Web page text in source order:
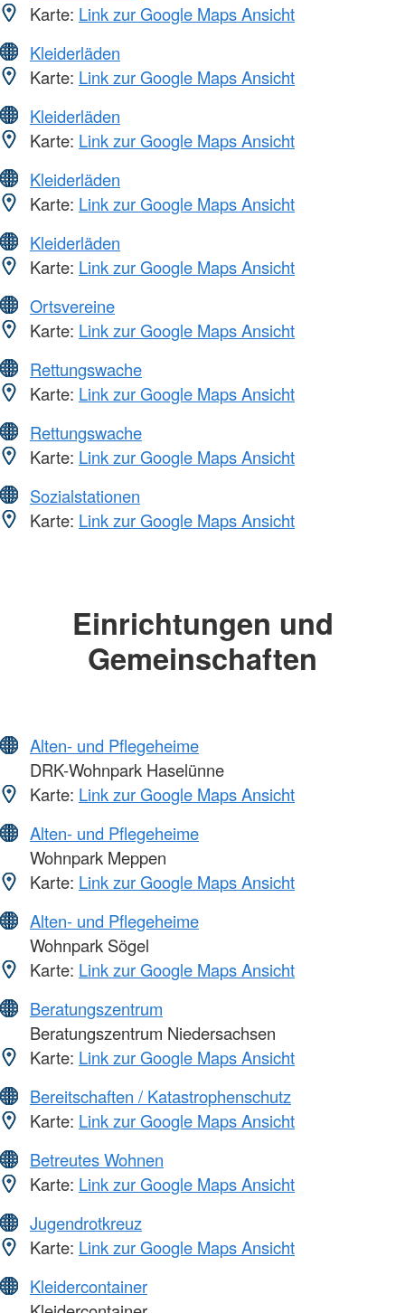
Karte: Link zur Google Maps Ansicht
Kleiderläden
Karte: Link zur Google Maps Ansicht
Kleiderläden
Karte: Link zur Google Maps Ansicht
Kleiderläden
Karte: Link zur Google Maps Ansicht
Kleiderläden
Karte: Link zur Google Maps Ansicht
Ortsvereine
Karte: Link zur Google Maps Ansicht
Rettungswache
Karte: Link zur Google Maps Ansicht
Rettungswache
Karte: Link zur Google Maps Ansicht
Sozialstationen
Karte: Link zur Google Maps Ansicht
Einrichtungen und
Gemeinschaften
Alten- und Pflegeheime
DRK-Wohnpark Haselünne
Karte: Link zur Google Maps Ansicht
Alten- und Pflegeheime
Wohnpark Meppen
Karte: Link zur Google Maps Ansicht
Alten- und Pflegeheime
Wohnpark Sögel
Karte: Link zur Google Maps Ansicht
Beratungszentrum
Beratungszentrum Niedersachsen
Karte: Link zur Google Maps Ansicht
Bereitschaften / Katastrophenschutz
Karte: Link zur Google Maps Ansicht
Betreutes Wohnen
Karte: Link zur Google Maps Ansicht
Jugendrotkreuz
Karte: Link zur Google Maps Ansicht
Kleidercontainer